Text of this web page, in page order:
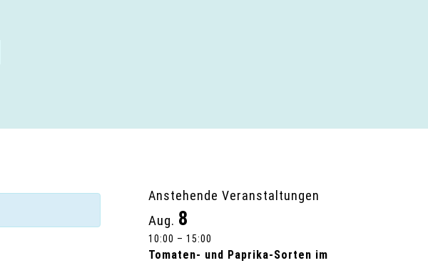
Anstehende Veranstaltungen
Aug. 8
10:00 – 15:00
Tomaten- und Paprika-Sorten im